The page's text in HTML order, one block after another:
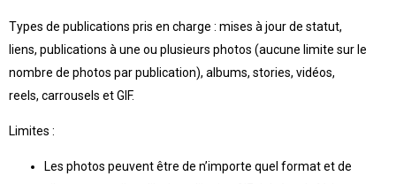
Types de publications pris en charge : mises à jour de statut,
liens, publications à une ou plusieurs photos (aucune limite sur le
nombre de photos par publication), albums, stories, vidéos,
reels, carrousels et GIF.
Limites :
Les photos peuvent être de n’importe quel format et de